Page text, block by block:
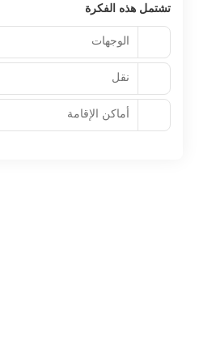
تشتمل هذه الفكرة
الوجهات
نقل
أماكن الإقامة